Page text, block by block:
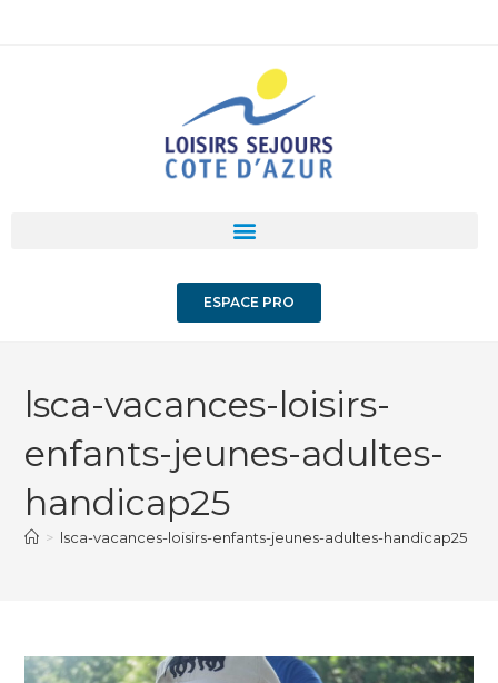
ESPACE PRO
lsca-vacances-loisirs-
enfants-jeunes-adultes-
handicap25
> lsca-vacances-loisirs-enfants-jeunes-adultes-handicap25